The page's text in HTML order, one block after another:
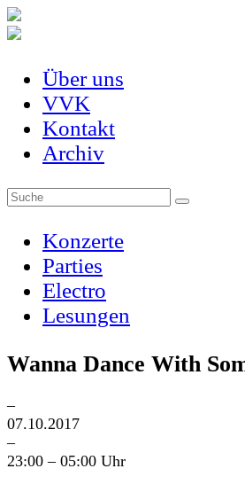
Über uns
VVK
Kontakt
Archiv
Konzerte
Parties
Electro
Lesungen
Wanna Dance With
–
07.10.2017
–
23:00 – 05:00 Uhr